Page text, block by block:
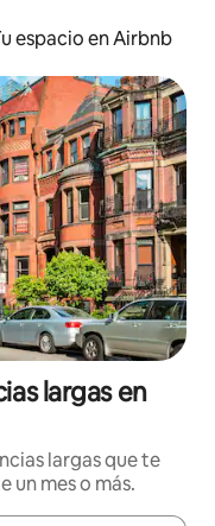
espacio en Airbnb
largas en
largas que te
un mes o más.